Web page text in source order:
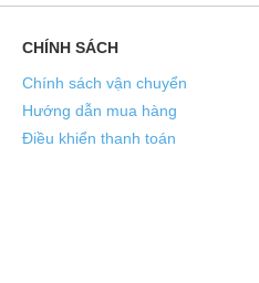
CHÍNH SÁCH
Chính sách vận chuyển
Hướng dẫn mua hàng
Điều khiển thanh toán